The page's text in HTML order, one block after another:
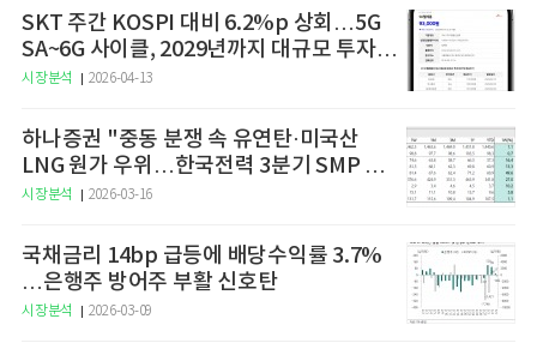
SKT 주간 KOSPI 대비 6.2%p 상회…5G
SA~6G 사이클, 2029년까지 대규모 투자
예고
시장분석 2026-04-13
하나증권 "중동 분쟁 속 유연탄·미국산
LNG 원가 우위…한국전력 3분기 SMP 상
승 전망"
시장분석 2026-03-16
국채금리 14bp 급등에 배당수익률 3.7%
…은행주 방어주 부활 신호탄
시장분석 2026-03-09